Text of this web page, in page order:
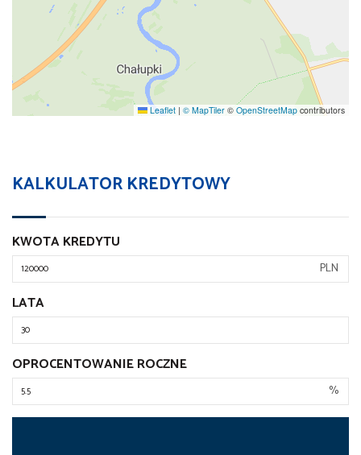
Leaflet | © MapTiler © OpenStreetMap contributors
KALKULATOR KREDYTOWY
KWOTA KREDYTU
PLN
LATA
OPROCENTOWANIE ROCZNE
%